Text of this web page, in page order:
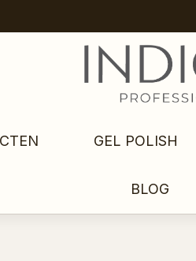
GEL POLISH
BLOG